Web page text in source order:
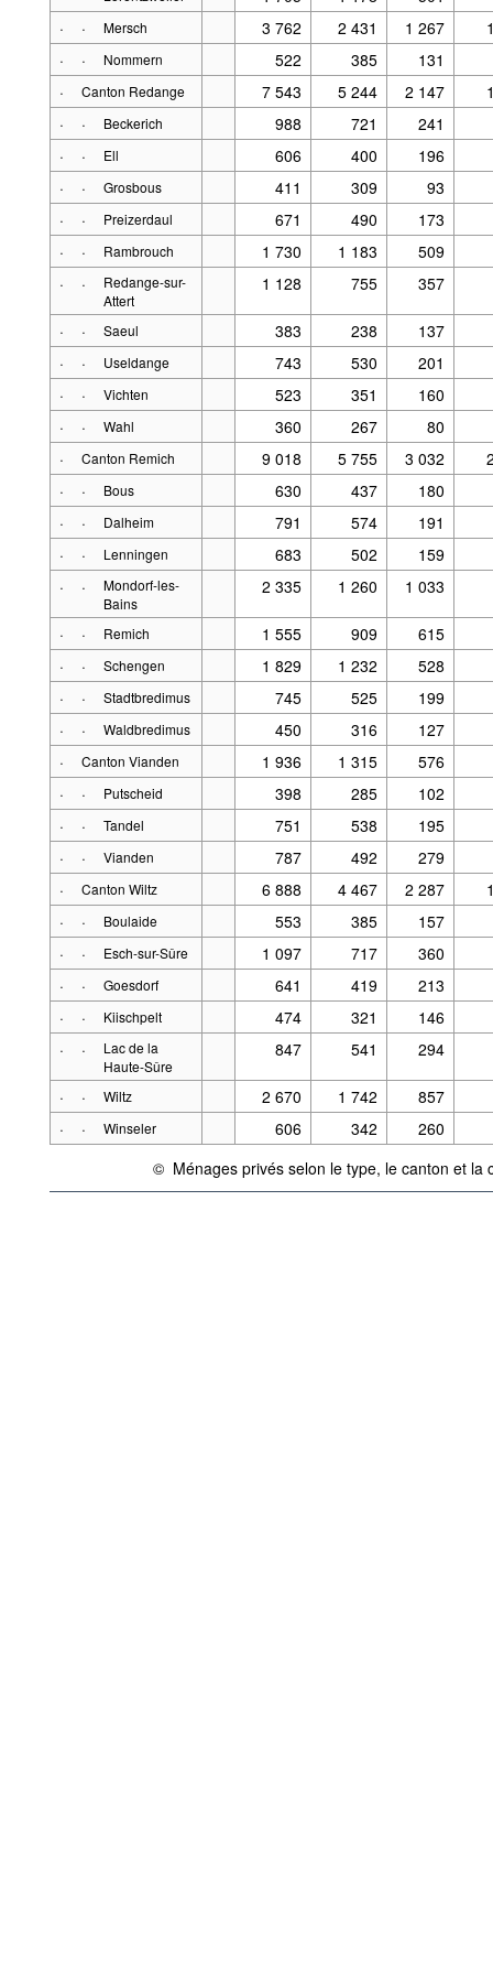
· · Mersch 3 762 2 431 1 267
· · Nommern 522 385
131
·
Canton Redange 7 543 5 244 2 147
· · Beckerich 988 721
241
· · Ell 606 400
196
· · Grosbous 411 309
93
· · Preizerdaul 671 490
173
· · Rambrouch 1 730 1 183
509
· ·
Redange-sur-
Attert
1 128 755 357
· · Saeul 383 238
137
· · Useldange 743 530
201
· · Vichten 523 351
160
· · Wahl 360 267
80
·
Canton Remich 9 018 5 755 3 032
· · Bous 630 437
180
· · Dalheim 791 574
191
· · Lenningen 683 502
159
· ·
Mondorf-les-
Bains
2 335 1 260 1 033
· · Remich 1 555 909
615
· · Schengen 1 829 1 232
528
· · Stadtbredimus 745 525
199
· · Waldbredimus 450 316
127
·
Canton Vianden 1 936 1 315
576
· · Putscheid 398 285
102
· · Tandel 751 538
195
· · Vianden 787 492
279
·
Canton Wiltz 6 888 4 467 2 287
· · Boulaide 553 385
157
· · Esch-sur-Sûre 1 097 717
360
· · Goesdorf 641 419
213
· · Kiischpelt 474 321
146
· ·
Lac de la
Haute-Sûre
847 541 294
· · Wiltz 2 670 1 742
857
· · Winseler 606 342
260
©
{link} Conditions d'utilisation
Ménages privés selon le type, le canton et la